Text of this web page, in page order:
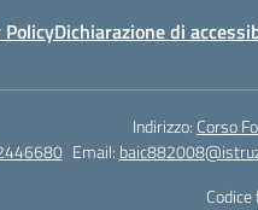
PolicyDichiarazione di
Indirizzo: Corso
Email: